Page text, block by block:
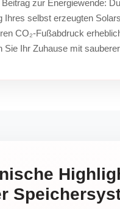
Beitrag zur Energiewende:
Ihres selbst erzeugten
CO₂-Fußabdruck
Sie Ihr Zuhause mit